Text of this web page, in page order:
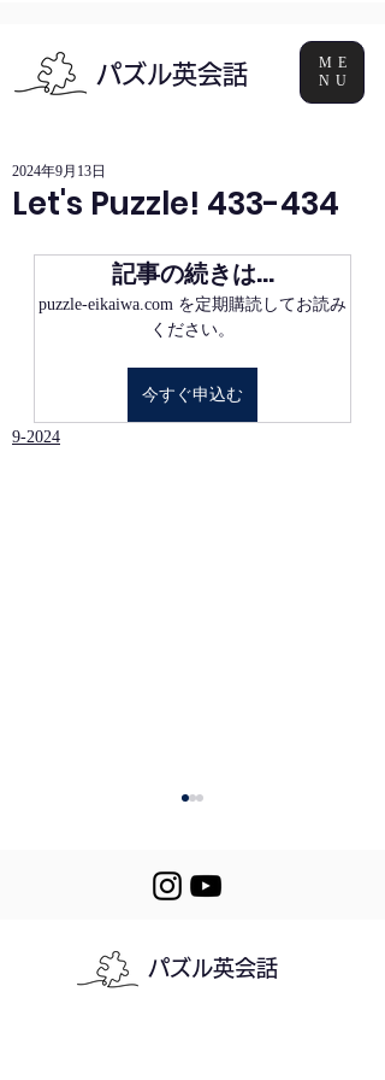
パズル英会話
ME
NU
Let's Puzzle! 433-434
2024年9月13日
記事の続きは…
puzzle-eikaiwa.com を定期購読してお読み
ください。
今すぐ申込む
9-2024
438. Myパズル英会話